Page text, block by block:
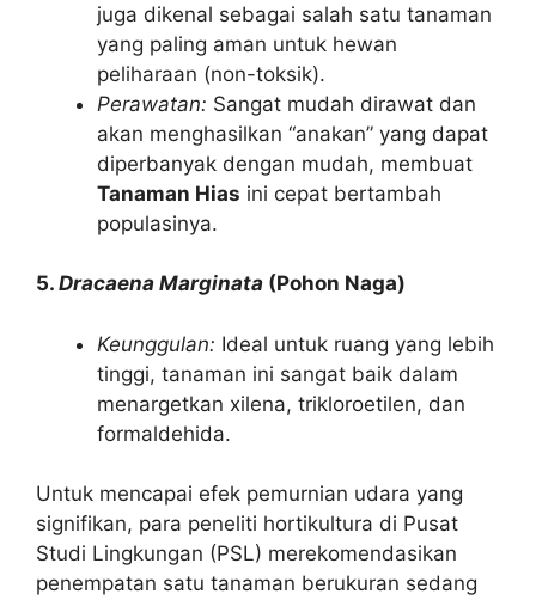
juga dikenal sebagai salah satu tanaman
yang paling aman untuk hewan
peliharaan (non-toksik).
Perawatan: Sangat mudah dirawat dan
akan menghasilkan “anakan” yang dapat
diperbanyak dengan mudah, membuat
Tanaman Hias ini cepat bertambah
populasinya.
5. Dracaena Marginata (Pohon Naga)
Keunggulan: Ideal untuk ruang yang lebih
tinggi, tanaman ini sangat baik dalam
menargetkan xilena, trikloroetilen, dan
formaldehida.
Untuk mencapai efek pemurnian udara yang
signifikan, para peneliti hortikultura di Pusat
Studi Lingkungan (PSL) merekomendasikan
penempatan satu tanaman berukuran sedang